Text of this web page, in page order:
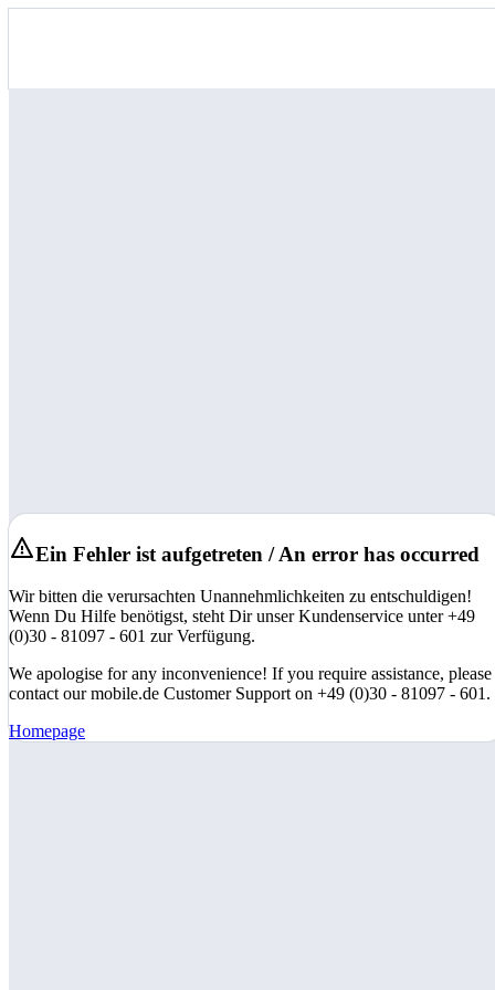
Ein Fehler ist aufgetreten / An error has occurred
Wir bitten die verursachten Unannehmlichkeiten zu entschuldigen!
Wenn Du Hilfe benötigst, steht Dir unser Kundenservice unter +49
(0)30 - 81097 - 601 zur Verfügung.
We apologise for any inconvenience! If you require assistance, please
contact our mobile.de Customer Support on +49 (0)30 - 81097 - 601.
Homepage